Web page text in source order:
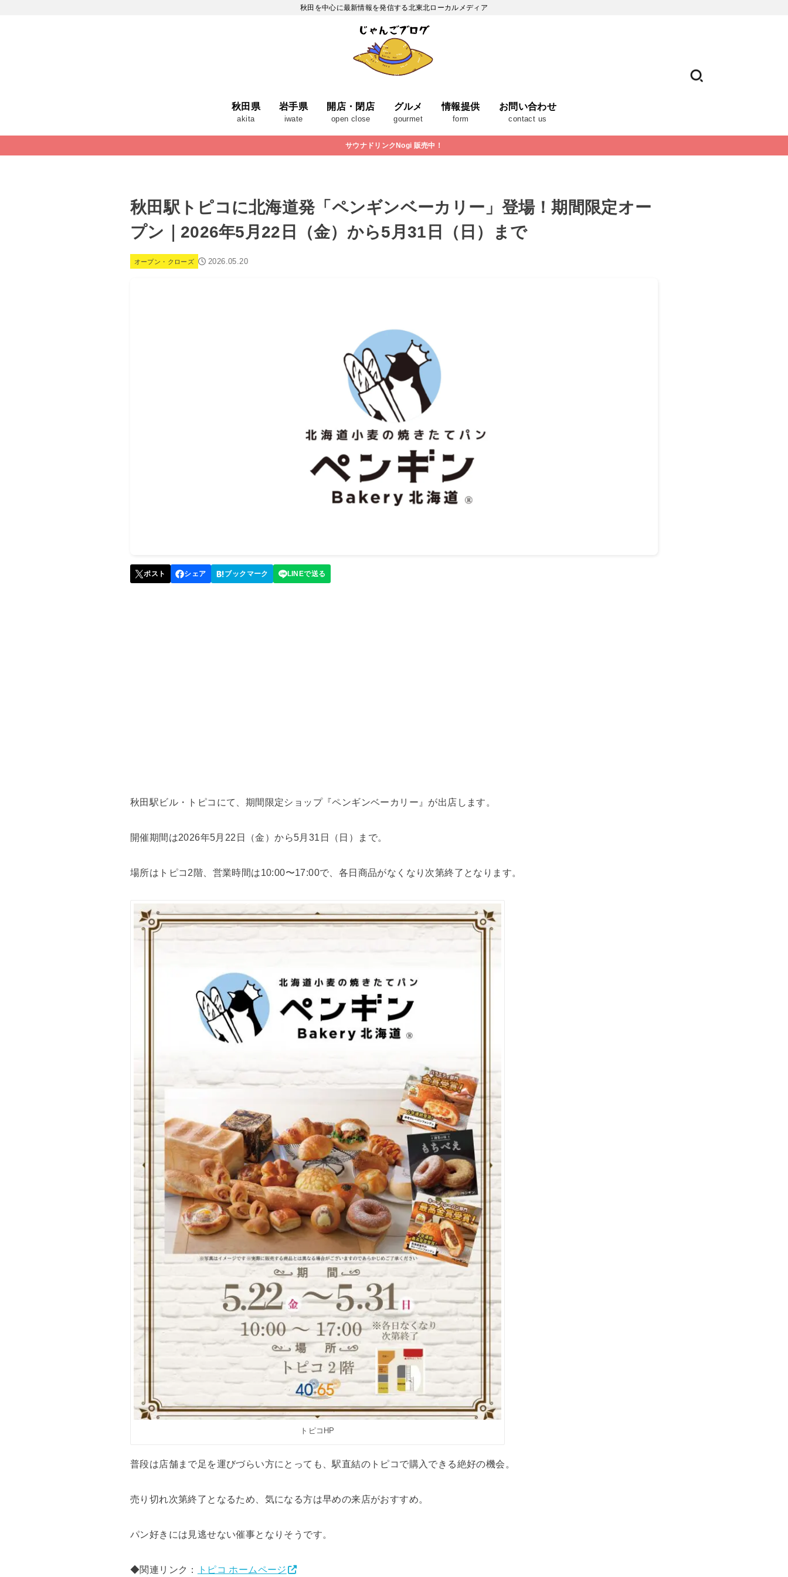
秋田を中心に最新情報を発信する北東北ローカルメディア
秋田県
akita
岩手県
iwate
開店・閉店
open close
グルメ
gourmet
情報提供
form
お問い合わせ
contact us
サウナドリンクNogi 販売中！
秋田駅トピコに北海道発「ペンギンベーカリー」登場！期間限定オー
プン｜2026年5月22日（金）から5月31日（日）まで
オープン・クローズ 2026.05.20
秋田駅ビル・トピコにて、期間限定ショップ『ペンギンベーカリー』が出店します。
開催期間は2026年5月22日（金）から5月31日（日）まで。
場所はトピコ2階、営業時間は10:00〜17:00で、各日商品がなくなり次第終了となります。
トピコHP
普段は店舗まで足を運びづらい方にとっても、駅直結のトピコで購入できる絶好の機会。
売り切れ次第終了となるため、気になる方は早めの来店がおすすめ。
パン好きには見逃せない催事となりそうです。
◆関連リンク： トピコ ホームページ